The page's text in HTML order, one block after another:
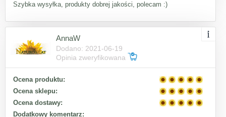
Szybka wysyłka, produkty dobrej jakości, polecam :)
AnnaW
Dodano: 2021-06-19
Opinia zweryfikowana
Ocena produktu:
Ocena sklepu:
Ocena dostawy:
Dodatkowy komentarz: